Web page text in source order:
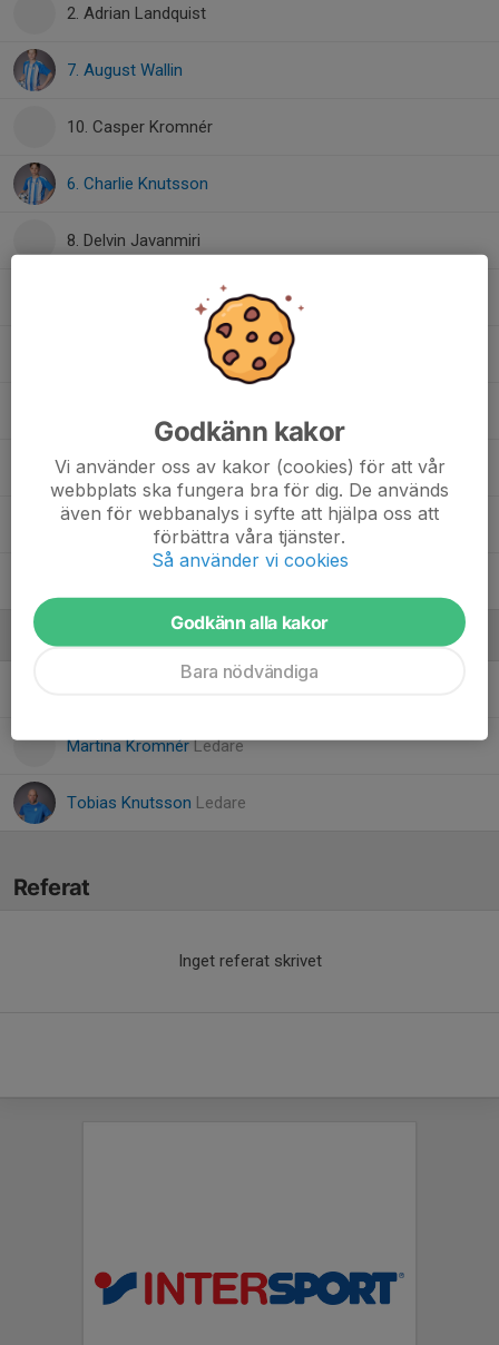
2. Adrian Landquist
7. August Wallin
10. Casper Kromnér
6. Charlie Knutsson
8. Delvin Javanmiri
17. Elton Brinkeback
20. Omar Haji
21. Tomas Korkis
Ledare
Martina KromnérLedare
Tobias Knutsson Ledare
Referat
Inget referat skrivet
Godkänn kakor
Vi använder oss av kakor (cookies) för att vår
webbplats ska fungera bra för dig. De används
även för webbanalys i syfte att hjälpa oss att
förbättra våra tjänster.
Så använder vi cookies
Godkänn alla kakor
Bara nödvändiga